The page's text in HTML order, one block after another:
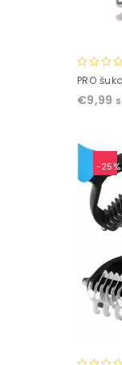
0
of
PRO
€9,99
-25%